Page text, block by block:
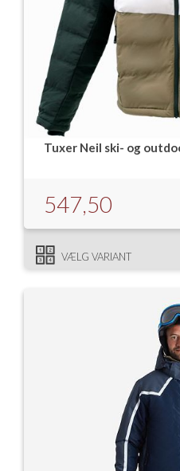
Tuxer Neil ski- og
547,50
VÆLG VARIANT